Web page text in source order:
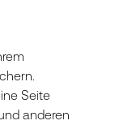
Seite
anderen